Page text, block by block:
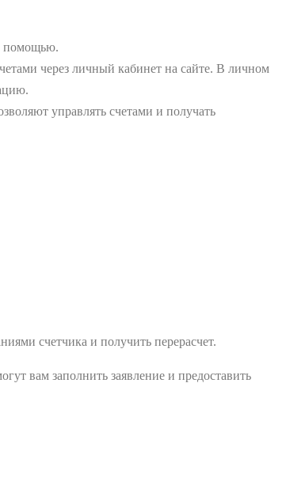
помощью.
через личный кабинет на сайте. В личном
управлять счетами и получать
счетчика и получить перерасчет.
вам заполнить заявление и предоставить